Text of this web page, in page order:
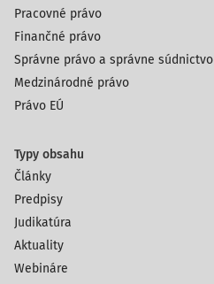
Pracovné právo
Finančné právo
Správne právo a správne súdnictvo
Medzinárodné právo
Právo EÚ
Typy obsahu
Články
Predpisy
Judikatúra
Aktuality
Webináre